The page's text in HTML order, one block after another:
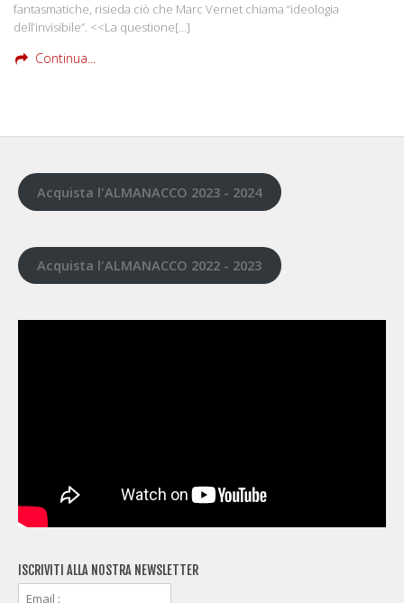
fantasmatiche, risieda ciò che Marc Vernet chiama “ideologia
dell’invisibile”. <<La questione[…]
Continua...
Acquista l'ALMANACCO 2023 - 2024
Acquista l'ALMANACCO 2022 - 2023
ISCRIVITI ALLA NOSTRA NEWSLETTER